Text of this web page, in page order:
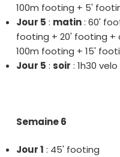
100m footing + 5'
Jour 5 : matin: 60'
footing + 20' footing +
100m footing + 15'
Jour 5 : soir : 1h30
Semaine 6
Jour 1 : 45' footing